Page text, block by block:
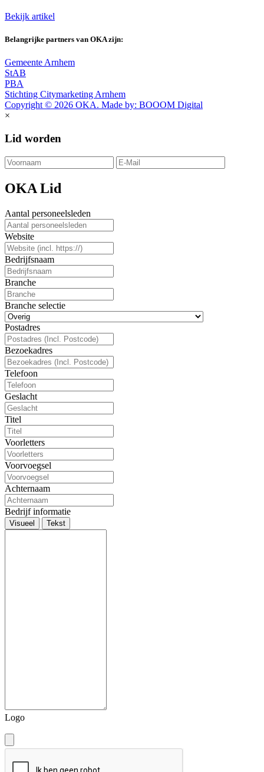
Bekijk artikel
Belangrijke partners van OKA zijn:
Gemeente Arnhem
StAB
PBA
Stichting Citymarketing Arnhem
Copyright © 2026 OKA. Made by: BOOOM Digital
×
Lid worden
OKA Lid
Aantal personeelsleden
Website
Bedrijfsnaam
Branche
Branche selectie
Postadres
Bezoekadres
Telefoon
Geslacht
Titel
Voorletters
Voorvoegsel
Achternaam
Bedrijf informatie
Visueel Tekst
Logo